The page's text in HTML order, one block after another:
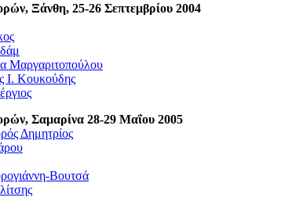
Ξάνθη, 25-26 Σεπτεμβρίου 2004
Μαργαριτοπούλου
Ι. Κουκούδης
Σαμαρίνα 28-29 Μαΐου 2005
Δημητρίος
Βουτσά